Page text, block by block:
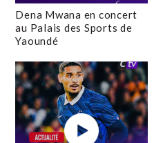
Dena Mwana en concert
au Palais des Sports de
Yaoundé